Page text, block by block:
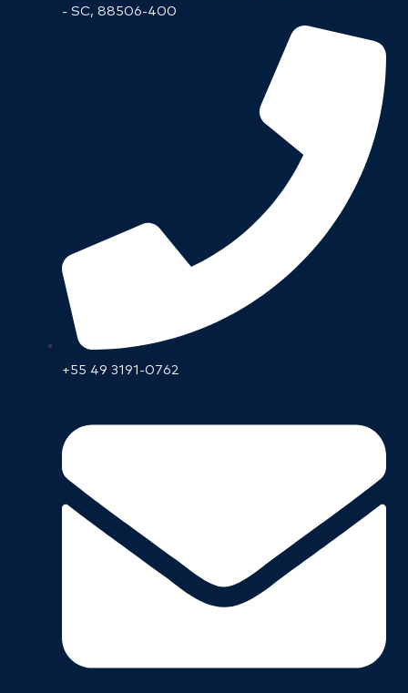
- SC, 88506-400
+55 49 3191-0762